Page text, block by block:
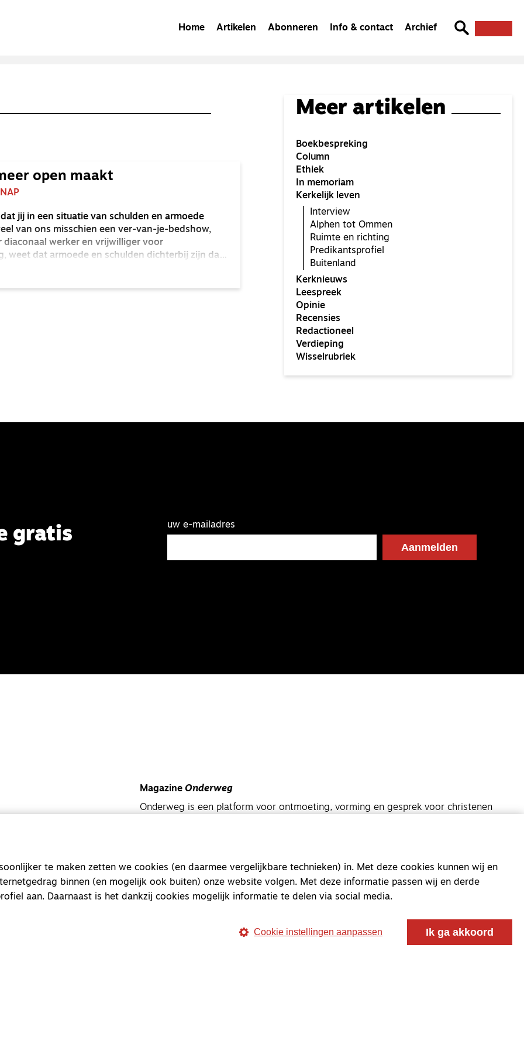
Home Artikelen Abonneren Info & contact Archief
open maakt
jij in een situatie van schulden en armoede
van ons misschien een ver-van-je-bedshow,
diaconaal werker en vrijwilliger voor
weet dat armoede en schulden dichterbij zijn dan
Meer artikelen
Boekbespreking
Column
Ethiek
In memoriam
Kerkelijk leven
Interview
Alphen tot Ommen
Ruimte en richting
Predikantsprofiel
Buitenland
Kerknieuws
Leespreek
Opinie
Recensies
Redactioneel
Verdieping
Wisselrubriek
gratis
uw e-mailadres
Magazine Onderweg
Onderweg is een platform voor ontmoeting, vorming en gesprek voor christenen
Kvk-nummer 33277063
NL46 INGB 0117 5827 86
te maken zetten we cookies (en daarmee vergelijkbare technieken) in. Met deze cookies kunnen wij en
binnen (en mogelijk ook buiten) onze website volgen. Met deze informatie passen wij en derde
aan. Daarnaast is het dankzij cookies mogelijk informatie te delen via social media.
Cookie instellingen aanpassen Ik ga akkoord